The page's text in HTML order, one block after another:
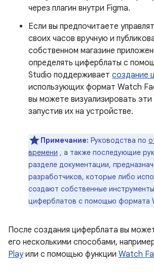
через плагин внутри Figma.
Если вы предпочитаете
своих часов вручную и
собственном магазине
определять циферблаты с
Studio поддерживает создание
использующих формат Watch
вы можете визуализировать
запустив их на устройстве.
Примечание: Руководства по
времени , а также последующие
разделе документации,
разработчиков, которые либо
создают собственные
циферблатов с помощью формата
После создания циферблата вы
его несколькими способами,
Playили с помощью функции Watch